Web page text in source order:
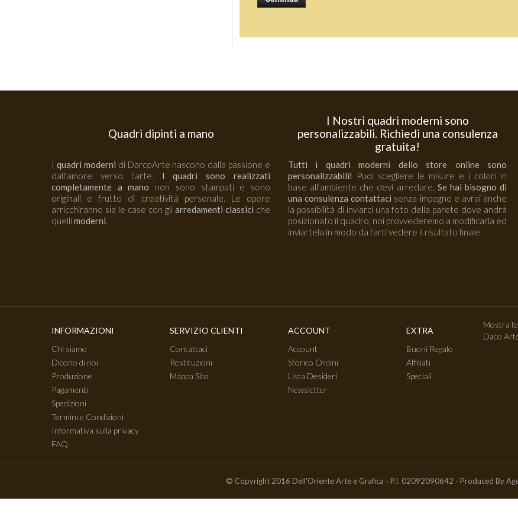
Quadri dipinti a mano
I quadri moderni di DarcoArte nascono dalla passione e
dall'amore verso l'arte. I quadri sono realizzati
completamente a mano non sono stampati e sono
originali e frutto di creatività personale. Le opere
arricchiranno sia le case con gli arredamenti classici che
quellimoderni.
I Nostri quadri moderni sono
personalizzabili. Richiedi una consulenza
gratuita!
Tutti i quadri moderni dello store online sono
personalizzabili! Puoi scegliere le misure e i colori in
base all’ambiente che devi arredare. Se hai bisogno di
una consulenza contattaci senza impegno e avrai anche
la possibilità di inviarci una foto della parete dove andrà
posizionato il quadro, noi provvederemo a modificarla ed
inviartela in modo da farti vedere il risultato finale.
INFORMAZIONI
Chi siamo
Dicono di noi
Produzione
Pagamenti
Spedizioni
Termini e Condizioni
Informativa sulla privacy
FAQ
SERVIZIO CLIENTI
Contattaci
Restituzioni
Mappa Sito
ACCOUNT
Account
Storico Ordini
Lista Desideri
Newsletter
EXTRA
Buoni Regalo
Affiliati
Speciali
Mostra
Daco
© Copyright 2016 Dell'Oriente Arte e Grafica - P.I. 02092090642 - Produced By